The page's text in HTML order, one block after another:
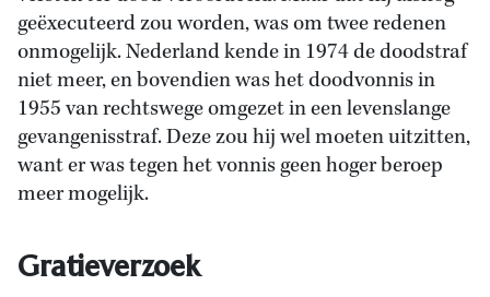
geëxecuteerd zou worden, was om twee redenen
onmogelijk. Nederland kende in 1974 de doodstraf
niet meer, en bovendien was het doodvonnis in
1955 van rechtswege omgezet in een levenslange
gevangenisstraf. Deze zou hij wel moeten uitzitten,
want er was tegen het vonnis geen hoger beroep
meer mogelijk.
Gratieverzoek